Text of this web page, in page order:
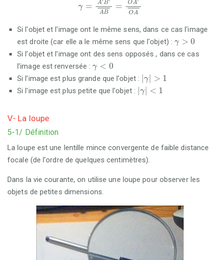
γ = A'B'
AB
= OA'
OA
Si l'objet et l'image ont le même sens, dans ce cas l'image
est droite (car elle a le même sens que l'objet) :γ > 0
γ>0
Si l'objet et l'image ont des sens opposés , dans ce cas
l'image est renversée :γ < 0
γ< 0
Si l'image est plus grande que l'objet : |γ| > 1
γ > 1
Si l'image est plus petite que l'objet : |γ| < 1
γ <1
V- La loupe
5-1/ Définition
La loupe est une lentille mince convergente de faible distance
focale (de l'ordre de quelques centimètres).
Dans la vie courante, on utilise une loupe pour observer les
objets de petites dimensions.